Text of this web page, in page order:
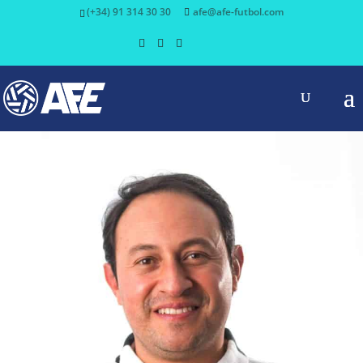
(+34) 91 314 30 30 afe@afe-futbol.com